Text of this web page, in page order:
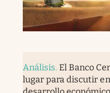
Análisis. El Banco
lugar para discutir